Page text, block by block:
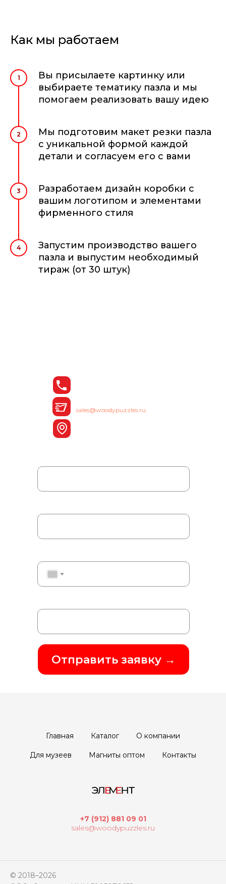
Как мы работаем
1
Вы присылаете картинку или
выбираете тематику пазла и мы
помогаем реализовать вашу идею
2
Мы подготовим макет резки пазла
с уникальной формой каждой
детали и согласуем его с вами
3
Разработаем дизайн коробки с
вашим логотипом и элементами
фирменного стиля
4
Запустим производство вашего
пазла и выпустим необходимый
тираж (от 30 штук)
sales@woodypuzzles.ru
Отправить заявку →
Главная Каталог О компании
Для музеев Магниты оптом Контакты
+7 (912) 881 09 01
sales@woodypuzzles.ru
© 2018–2026